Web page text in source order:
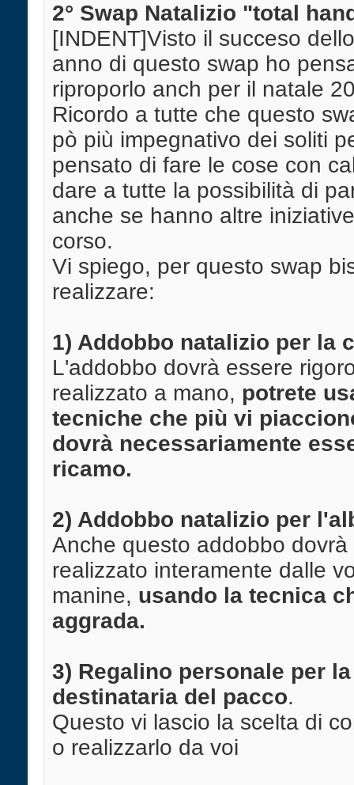
2° Swap Natalizio "total
[INDENT]Visto il succeso
anno di questo swap ho
riproporlo anch per il natale
Ricordo a tutte che questo
pò più impegnativo dei soliti
pensato di fare le cose con
dare a tutte la possibilità di
anche se hanno altre
corso.
Vi spiego, per questo swap
realizzare:
1) Addobbo natalizio per la
L'addobbo dovrà essere
realizzato a mano, potrete
tecniche che più vi
dovrà necessariamente
ricamo.
2) Addobbo natalizio per
Anche questo addobbo dovrà
realizzato interamente dalle
manine, usando la tecnica
aggrada.
3) Regalino personale per la
destinataria del pacco.
Questo vi lascio la scelta di
o realizzarlo da voi